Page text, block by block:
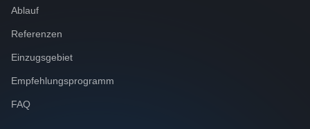
Ablauf
Referenzen
Einzugsgebiet
Empfehlungsprogramm
FAQ